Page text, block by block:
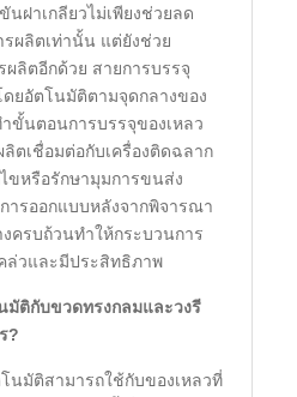
นฝาเกลียวไม่เพียงช่วยลด
รผลิตเท่านั้น แต่ยังช่วย
ลิตอีกด้วย สายการบรรจุ
ยอัตโนมัติตามจุดกลางของ
นตอนการบรรจุของเหลว
ตเชื่อมต่อกับเครื่องติดฉลาก
ขหรือรักษามุมการขนส่ง
ารออกแบบหลังจากพิจารณา
ครบถ้วนทำให้กระบวนการ
ล่วและมีประสิทธิภาพ
มัติกับขวดทรงกลมและวงรี
?
โนมัติสามารถใช้กับของเหลวที่